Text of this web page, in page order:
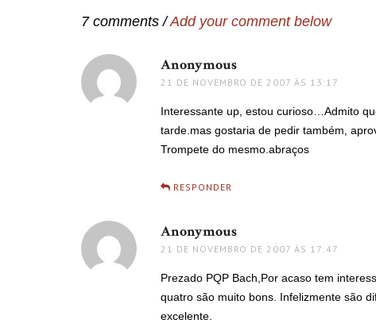
7 comments /Add your comment below
Anonymous
21 DE NOVEMBRO DE 2007 ÀS 13:17
Interessante up, estou curioso…Admito
tarde.mas gostaria de pedir também,
Trompete do mesmo.abraços
RESPONDER
Anonymous
21 DE NOVEMBRO DE 2007 ÀS 17:47
Prezado PQP Bach,Por acaso tem
quatro são muito bons. Infelizmente são
excelente.